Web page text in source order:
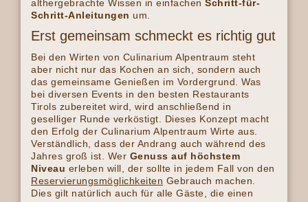
althergebrachte Wissen in einfachen Schritt-für-
Schritt-Anleitungen um.
Erst gemeinsam schmeckt es richtig gut
Bei den Wirten von Culinarium Alpentraum steht
aber nicht nur das Kochen an sich, sondern auch
das gemeinsame Genießen im Vordergrund. Was
bei diversen Events in den besten Restaurants
Tirols zubereitet wird, wird anschließend in
geselliger Runde verköstigt. Dieses Konzept macht
den Erfolg der Culinarium Alpentraum Wirte aus.
Verständlich, dass der Andrang auch während des
Jahres groß ist. Wer Genuss auf höchstem
Niveau erleben will, der sollte in jedem Fall von den
Reservierungsmöglichkeiten Gebrauch machen.
Dies gilt natürlich auch für alle Gäste, die einen